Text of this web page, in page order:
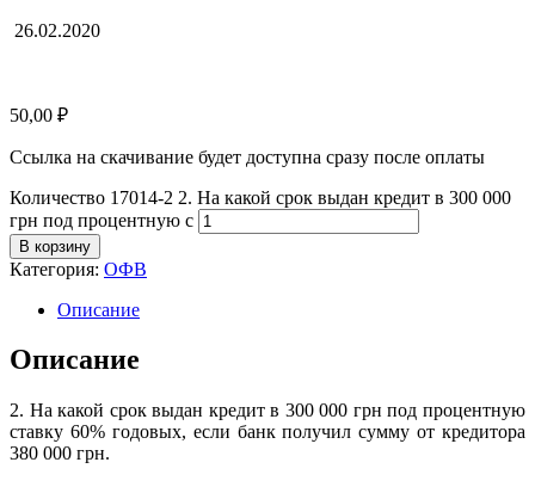
26.02.2020
50,00 ₽
Ссылка на скачивание будет доступна сразу после оплаты
Количество 17014-2 2. На какой срок выдан кредит в 300 000
грн под процентную с
В корзину
Категория: ОФВ
Описание
Описание
2. На какой срок выдан кредит в 300 000 грн под процентную
ставку 60% годовых, если банк получил сумму от кредитора
380 000 грн.